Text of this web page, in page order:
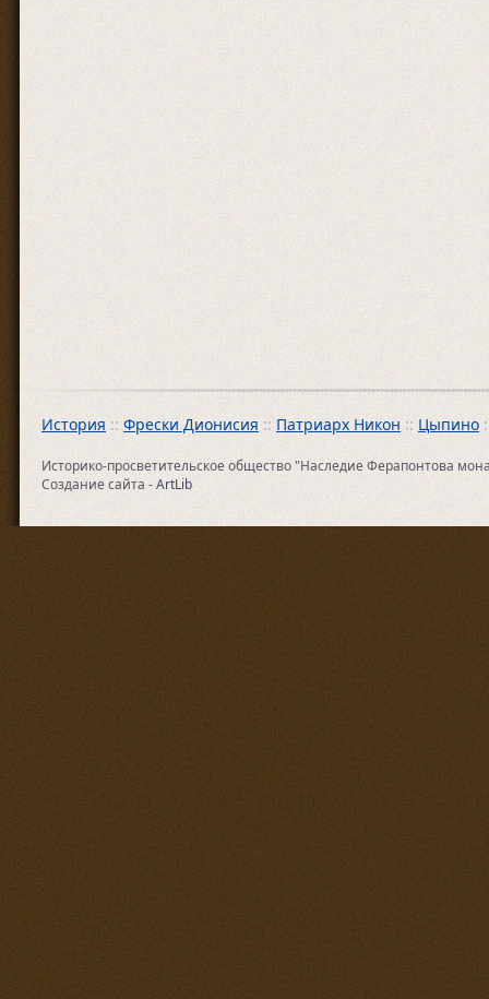
История :: Фрески Дионисия :: Патриарх Никон :: Цыпино
Историко-просветительское общество "Наследие Ферапонтова
Создание сайта -ArtLib